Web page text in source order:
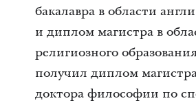
бакалавра в области
и диплом магистра в
религиозного
получил диплом
доктора философии по